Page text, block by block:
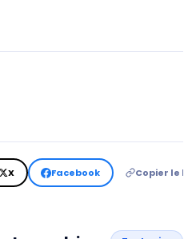
X Facebook Copier le